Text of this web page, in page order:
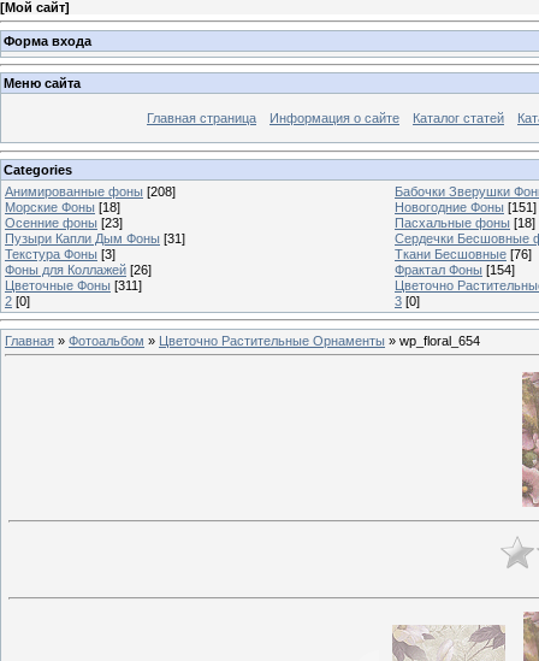
[Мой сайт]
Форма входа
Меню сайта
Главная страница Информация о сайте Каталог статей
Categories
Анимированные фоны [208]
Бабочки Зверушки
Морские Фоны [18] Новогодние Фоны [151]
Осенние фоны [23] Пасхальные фоны [18]
Пузыри Капли Дым Фоны [31]
Сердечки Бесшовные
Текстура Фоны [3] Ткани Бесшовные [76]
Фоны для Коллажей [26] Фрактал Фоны [154]
Цветочные Фоны [311]
Цветочно
2 [0] 3 [0]
Главная » Фотоальбом » Цветочно Растительные Орнаменты » wp_floral_654